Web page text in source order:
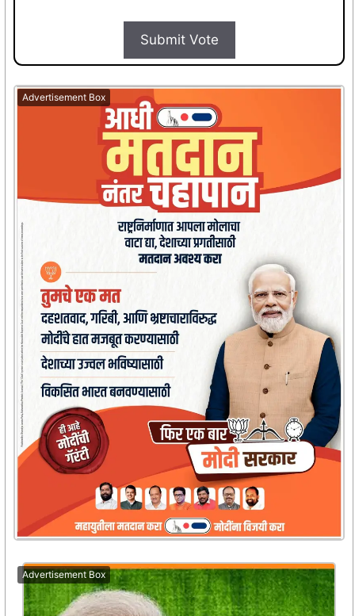
Submit Vote
Advertisement Box
Advertisement Box